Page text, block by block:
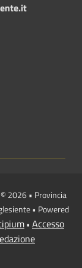
2026 • Provincia
• Powered
• Accesso